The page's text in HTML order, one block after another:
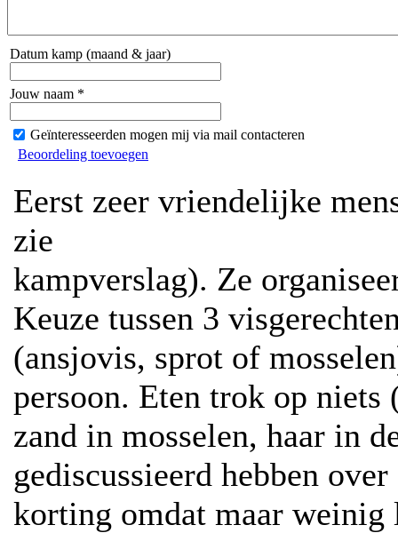
Datum kamp (maand & jaar)
Jouw naam *
Geïnteresseerden mogen mij via mail contacteren
Beoordeling toevoegen
Eerst zeer vriendelijke
zie
kampverslag). Ze
Keuze tussen 3
(ansjovis, sprot of
persoon. Eten trok op niets
zand in mosselen, haar in
gediscussieerd hebben over
korting omdat maar weinig